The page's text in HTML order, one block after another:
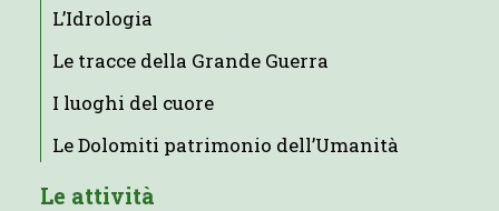
L’Idrologia
Le tracce della Grande Guerra
I luoghi del cuore
Le Dolomiti patrimonio dell’Umanità
Le attività